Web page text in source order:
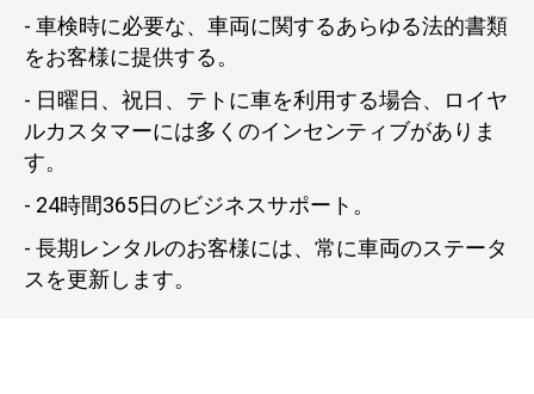
- 車検時に必要な、車両に関するあらゆる法的書類
をお客様に提供する。
- 日曜日、祝日、テトに車を利用する場合、ロイヤ
ルカスタマーには多くのインセンティブがありま
す。
- 24時間365日のビジネスサポート。
- 長期レンタルのお客様には、常に車両のステータ
スを更新します。